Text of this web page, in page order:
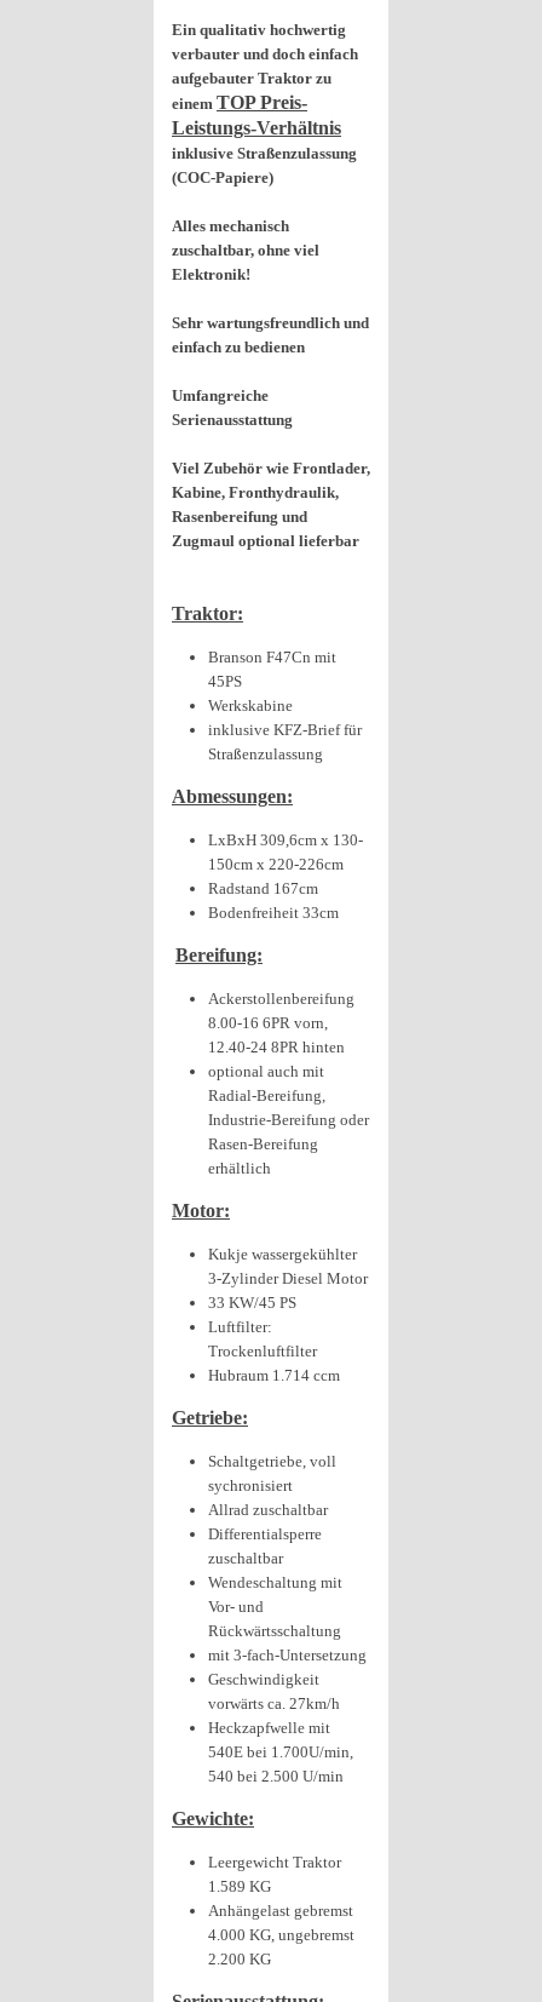
Ein qualitativ hochwertig
verbauter und doch einfach
aufgebauter Traktor zu
einem TOP Preis-
Leistungs-Verhältnis
inklusive Straßenzulassung
(COC-Papiere)
Alles mechanisch
zuschaltbar, ohne viel
Elektronik!
Sehr wartungsfreundlich und
einfach zu bedienen
Umfangreiche
Serienausstattung
Viel Zubehör wie Frontlader,
Kabine, Fronthydraulik,
Rasenbereifung und
Zugmaul optional lieferbar
Traktor:
Branson F47Cn mit
45PS
Werkskabine
inklusive KFZ-Brief für
Straßenzulassung
Abmessungen:
LxBxH 309,6cm x 130-
150cm x 220-226cm
Radstand 167cm
Bodenfreiheit 33cm
Bereifung:
Ackerstollenbereifung
8.00-16 6PR vorn,
12.40-24 8PR hinten
optional auch mit
Radial-Bereifung,
Industrie-Bereifung oder
Rasen-Bereifung
erhältlich
Motor:
Kukje wassergekühlter
3-Zylinder Diesel Motor
33 KW/45 PS
Luftfilter:
Trockenluftfilter
Hubraum 1.714 ccm
Getriebe:
Schaltgetriebe, voll
sychronisiert
Allrad zuschaltbar
Differentialsperre
zuschaltbar
Wendeschaltung mit
Vor- und
Rückwärtsschaltung
mit 3-fach-Untersetzung
Geschwindigkeit
vorwärts ca. 27km/h
Heckzapfwelle mit
540E bei 1.700U/min,
540 bei 2.500 U/min
Gewichte:
Leergewicht Traktor
1.589 KG
Anhängelast gebremst
4.000 KG, ungebremst
2.200 KG